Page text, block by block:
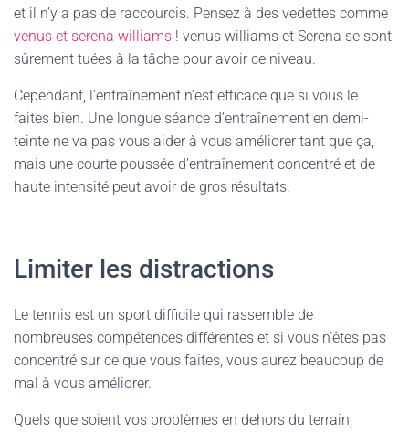
et il n’y a pas de raccourcis. Pensez à des vedettes comme
venus et serena williams ! venus williams et Serena se sont
sûrement tuées à la tâche pour avoir ce niveau.
Cependant, l’entraînement n’est efficace que si vous le
faites bien. Une longue séance d’entraînement en demi-
teinte ne va pas vous aider à vous améliorer tant que ça,
mais une courte poussée d’entraînement concentré et de
haute intensité peut avoir de gros résultats.
Limiter les distractions
Le tennis est un sport difficile qui rassemble de
nombreuses compétences différentes et si vous n’êtes pas
concentré sur ce que vous faites, vous aurez beaucoup de
mal à vous améliorer.
Quels que soient vos problèmes en dehors du terrain,